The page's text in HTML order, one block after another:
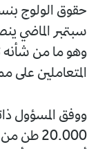
وهو ما من شأنه
المتعاملين على
ووفق المسؤول
20.000